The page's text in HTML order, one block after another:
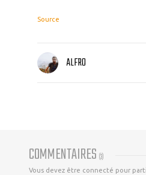
Source
ALFRO
COMMENTAIRES (3)
Vous devez être connecté pour